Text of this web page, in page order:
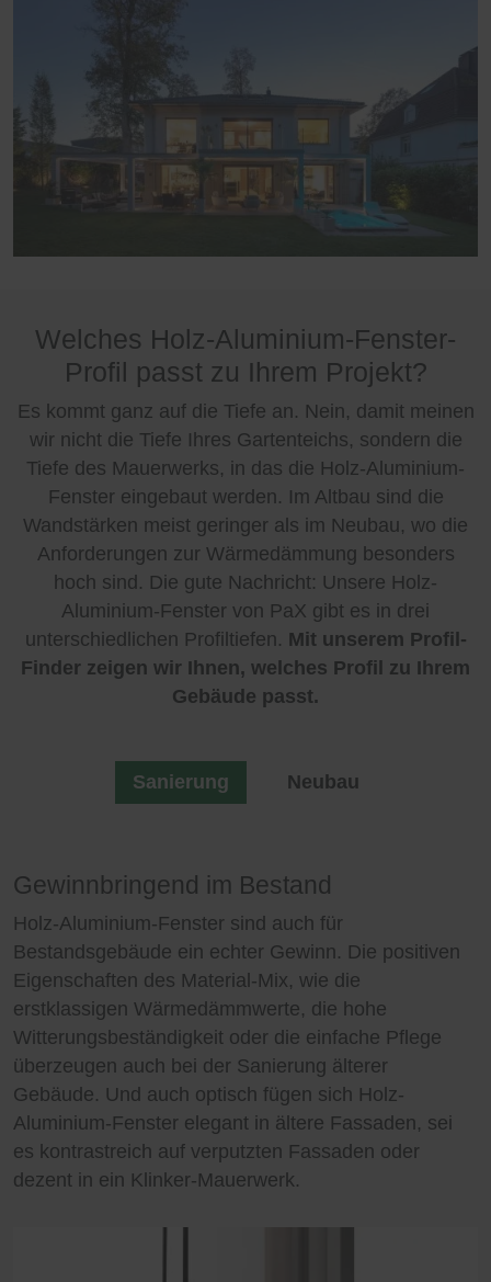
Welches Holz-Aluminium-Fenster-
Profil passt zu Ihrem Projekt?
Es kommt ganz auf die Tiefe an. Nein, damit meinen
wir nicht die Tiefe Ihres Gartenteichs, sondern die
Tiefe des Mauerwerks, in das die Holz-Aluminium-
Fenster eingebaut werden. Im Altbau sind die
Wandstärken meist geringer als im Neubau, wo die
Anforderungen zur Wärmedämmung besonders
hoch sind. Die gute Nachricht: Unsere Holz-
Aluminium-Fenster von PaX gibt es in drei
unterschiedlichen Profiltiefen. Mit unserem Profil-
Finder zeigen wir Ihnen, welches Profil zu Ihrem
Gebäude passt.
Sanierung Neubau
Gewinnbringend im Bestand
Holz-Aluminium-Fenster sind auch für
Bestandsgebäude ein echter Gewinn. Die positiven
Eigenschaften des Material-Mix, wie die
erstklassigen Wärmedämmwerte, die hohe
Witterungsbeständigkeit oder die einfache Pflege
überzeugen auch bei der Sanierung älterer
Gebäude. Und auch optisch fügen sich Holz-
Aluminium-Fenster elegant in ältere Fassaden, sei
es kontrastreich auf verputzten Fassaden oder
dezent in ein Klinker-Mauerwerk.
Elegant im Neubau
Exklusives Wohnen braucht exklusive Fenster, die
ein Höchstmaß an Komfort versprechen und sich
elegant in eine einzigartige Außenansicht integrieren.
Unsere Holz-Aluminium-Fenster von PaX halten,
was sie versprechen. Nach außen hin sind sie
nahezu unverwüstlich und dennoch von besonderer
Ästhetik geprägt. Im Innern versprühen die
Holzoberflächen Behaglichkeit und Wärme.